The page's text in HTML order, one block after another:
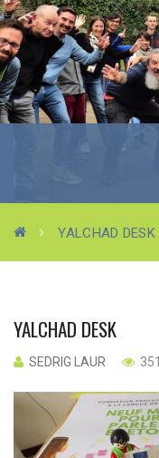
YALCHAD DESK
YALCHAD DESK
SEDRIG LAUR 351